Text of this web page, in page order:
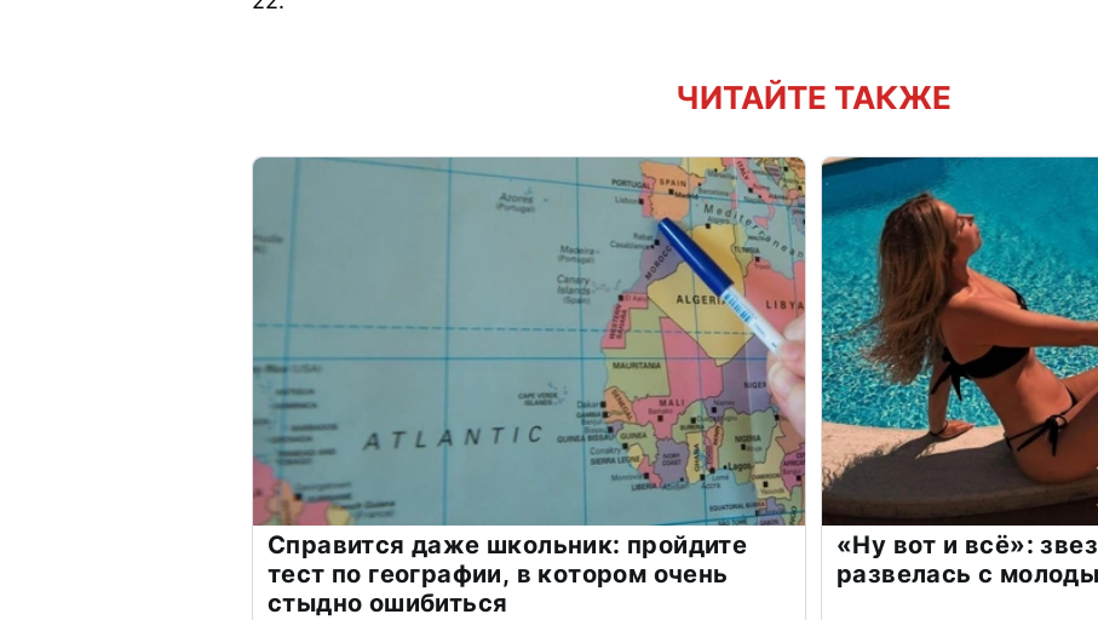
ЧИТАЙТЕ ТАКЖЕ
Справится даже школьник: пройдите
тест по географии, в котором очень
стыдно ошибиться
«Ну вот и всё»:
развелась с